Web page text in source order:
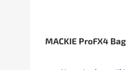
MACKIE ProFX4 Bag